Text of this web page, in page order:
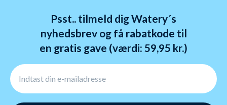
Psst.. tilmeld dig Watery´s
nyhedsbrev og få rabatkode til
en gratis gave (værdi: 59,95 kr.)